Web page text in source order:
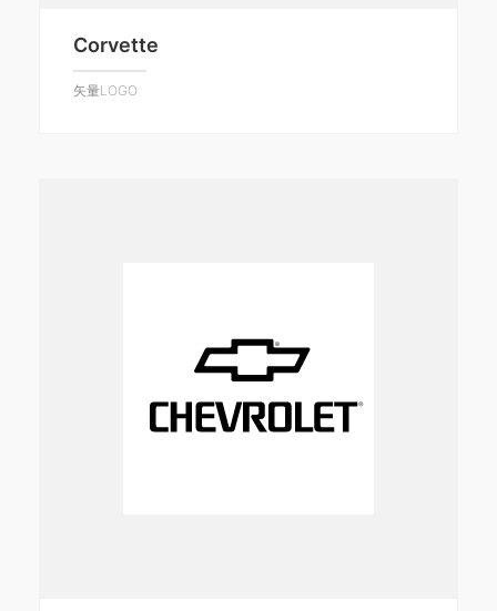
Corvette
矢量LOGO